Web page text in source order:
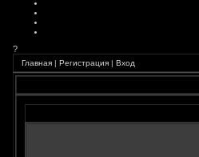
?
Главная | Регистрация | Вход